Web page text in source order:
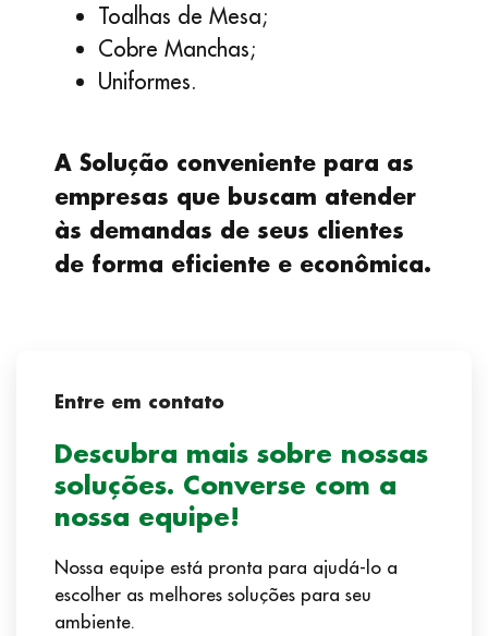
Toalhas de Mesa;
Cobre Manchas;
Uniformes.
A Solução conveniente para as
empresas que buscam atender
às demandas de seus clientes
de forma eficiente e econômica.
Entre em contato
Descubra mais sobre nossas
soluções. Converse com a
nossa equipe!
Nossa equipe está pronta para ajudá-lo a
escolher as melhores soluções para seu
ambiente.